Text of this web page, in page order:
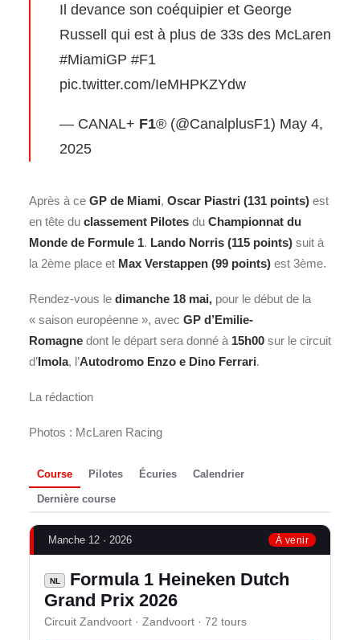
Il devance son coéquipier et George
Russell qui est à plus de 33s des McLaren
#MiamiGP #F1
pic.twitter.com/IeMHPKZYdw
— CANAL+ F1® (@CanalplusF1) May 4,
2025
Après à ce GP de Miami, Oscar Piastri (131 points) est
en tête du classement Pilotes du Championnat du
Monde de Formule 1. Lando Norris (115 points) suit à
la 2ème place et Max Verstappen (99 points) est 3ème.
Rendez-vous le dimanche 18 mai, pour le début de la
« saison européenne », avec GP d’Emilie-
Romagne dont le départ sera donné à 15h00 sur le circuit
d’Imola, l’Autodromo Enzo e Dino Ferrari.
La rédaction
Photos : McLaren Racing
Course Pilotes Écuries Calendrier
Dernière course
Manche 12 · 2026 À venir
NL
Formula 1 Heineken Dutch
Grand Prix 2026
Circuit Zandvoort · Zandvoort · 72 tours